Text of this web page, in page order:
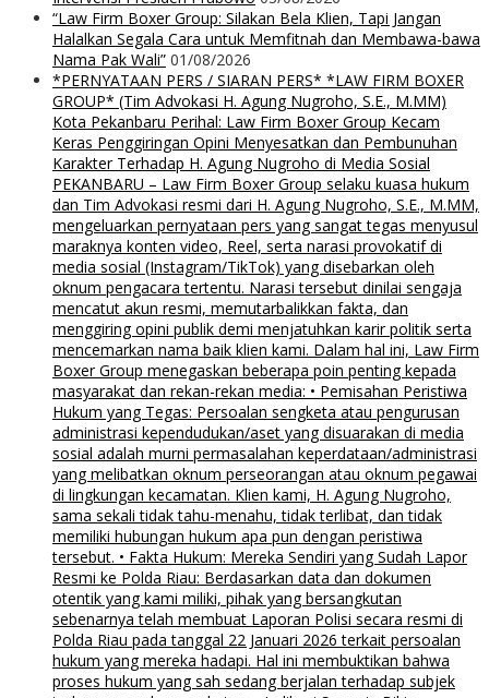
“Law Firm Boxer Group: Silakan Bela Klien, Tapi Jangan
Halalkan Segala Cara untuk Memfitnah dan Membawa-bawa
Nama Pak Wali” 01/08/2026
*PERNYATAAN PERS / SIARAN PERS* *LAW FIRM BOXER
GROUP* (Tim Advokasi H. Agung Nugroho, S.E., M.MM)
Kota Pekanbaru Perihal: Law Firm Boxer Group Kecam
Keras Penggiringan Opini Menyesatkan dan Pembunuhan
Karakter Terhadap H. Agung Nugroho di Media Sosial
PEKANBARU – Law Firm Boxer Group selaku kuasa hukum
dan Tim Advokasi resmi dari H. Agung Nugroho, S.E., M.MM,
mengeluarkan pernyataan pers yang sangat tegas menyusul
maraknya konten video, Reel, serta narasi provokatif di
media sosial (Instagram/TikTok) yang disebarkan oleh
oknum pengacara tertentu. Narasi tersebut dinilai sengaja
mencatut akun resmi, memutarbalikkan fakta, dan
menggiring opini publik demi menjatuhkan karir politik serta
mencemarkan nama baik klien kami. Dalam hal ini, Law Firm
Boxer Group menegaskan beberapa poin penting kepada
masyarakat dan rekan-rekan media: • Pemisahan Peristiwa
Hukum yang Tegas: Persoalan sengketa atau pengurusan
administrasi kependudukan/aset yang disuarakan di media
sosial adalah murni permasalahan keperdataan/administrasi
yang melibatkan oknum perseorangan atau oknum pegawai
di lingkungan kecamatan. Klien kami, H. Agung Nugroho,
sama sekali tidak tahu-menahu, tidak terlibat, dan tidak
memiliki hubungan hukum apa pun dengan peristiwa
tersebut. • Fakta Hukum: Mereka Sendiri yang Sudah Lapor
Resmi ke Polda Riau: Berdasarkan data dan dokumen
otentik yang kami miliki, pihak yang bersangkutan
sebenarnya telah membuat Laporan Polisi secara resmi di
Polda Riau pada tanggal 22 Januari 2026 terkait persoalan
hukum yang mereka hadapi. Hal ini membuktikan bahwa
proses hukum yang sah sedang berjalan terhadap subjek